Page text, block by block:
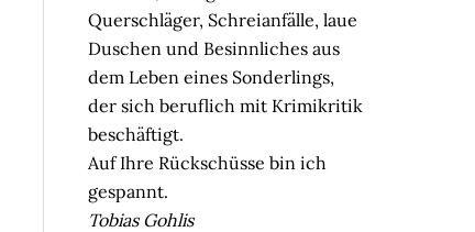
Querschläger, Schreianfälle, laue
Duschen und Besinnliches aus
dem Leben eines Sonderlings,
der sich beruflich mit Krimikritik
beschäftigt.
Auf Ihre Rückschüsse bin ich
gespannt.
Tobias Gohlis